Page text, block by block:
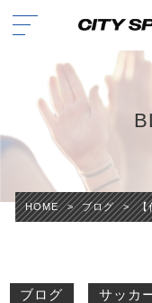
HOME > ブログ > 【
ブログ サッカ